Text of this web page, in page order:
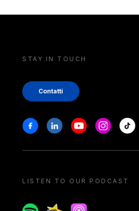
STAY IN TOUCH
Contatti
Stay in touch
FacebookLinkedinYoutubeInstagram
Tiktok
LISTEN TO OUR PODCAST
SpotifySpreakerApple podcast